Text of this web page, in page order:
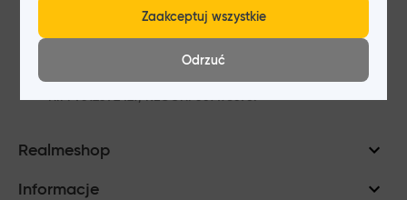
Realmeshop
Informacje
osobowych w postaci wprowadzonego przeze mnie
adresu e-mail, w celach marketingowych dotyczących
wysyłania mi Newslettera, w zgodzie i według zasad
Polityce prywatności
o.o. z siedzibą pod adresem: ul. Aleja Komisji Edukacji
Narodowej 36/112B 02-797 Warszawa, KRS: 0000556751,
NIP: 9512392427, REGON: 361478696.
Zaakceptuj wszystkie
Odrzuć